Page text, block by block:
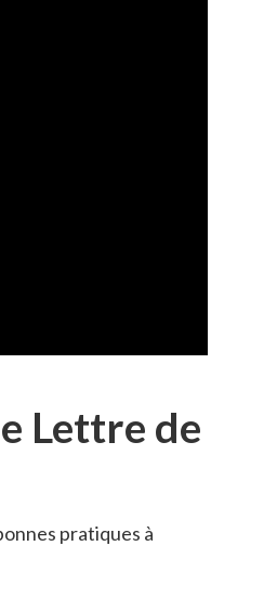
Lettre de
pratiques à